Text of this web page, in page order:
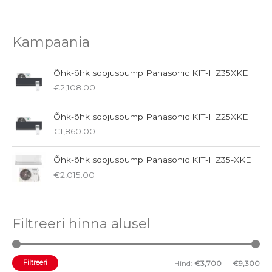
Kampaania
Õhk-õhk soojuspump Panasonic KIT-HZ35XKEH
€2,108.00
Õhk-õhk soojuspump Panasonic KIT-HZ25XKEH
€1,860.00
Õhk-õhk soojuspump Panasonic KIT-HZ35-XKE
€2,015.00
Filtreeri hinna alusel
MM
Filtreeri Hind: €3,700 — €9,300